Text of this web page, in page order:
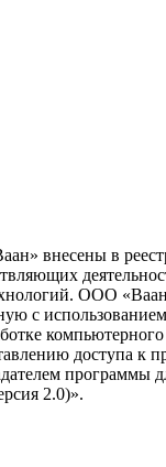
внесены в
ООО
с
доступа к
программы
2.0)».